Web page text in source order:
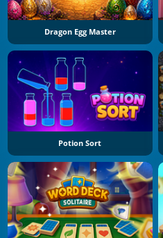
Dragon Egg Master
Potion Sort